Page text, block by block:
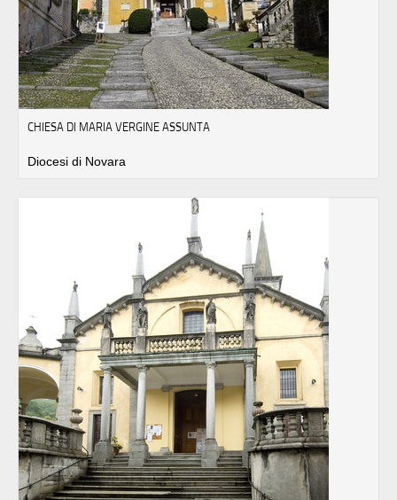
CHIESA DI MARIA VERGINE ASSUNTA
Diocesi di Novara